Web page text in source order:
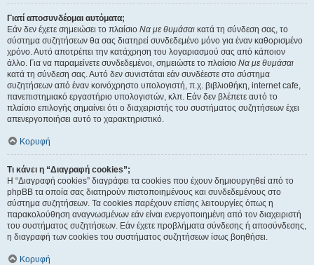
Γιατί αποσυνδέομαι αυτόματα;
Εάν δεν έχετε σημειώσει το πλαίσιο Να με θυμάσαι κατά τη σύνδεση σας, το
σύστημα συζητήσεων θα σας διατηρεί συνδεδεμένο μόνο για έναν καθορισμένο
χρόνο. Αυτό αποτρέπει την κατάχρηση του λογαριασμού σας από κάποιον
άλλο. Για να παραμείνετε συνδεδεμένοι, σημειώστε το πλαίσιο Να με θυμάσαι
κατά τη σύνδεση σας. Αυτό δεν συνιστάται εάν συνδέεστε στο σύστημα
συζητήσεων από έναν κοινόχρηστο υπολογιστή, π.χ. βιβλιοθήκη, internet cafe,
πανεπιστημιακό εργαστήριο υπολογιστών, κλπ. Εάν δεν βλέπετε αυτό το
πλαίσιο επιλογής σημαίνει ότι ο διαχειριστής του συστήματος συζητήσεων έχει
απενεργοποιήσει αυτό το χαρακτηριστικό.
Κορυφή
Τι κάνει η “Διαγραφή cookies”;
Η “Διαγραφή cookies” διαγράφει τα cookies που έχουν δημιουργηθεί από το
phpBB τα οποία σας διατηρούν πιστοποιημένους και συνδεδεμένους στο
σύστημα συζητήσεων. Τα cookies παρέχουν επίσης λειτουργίες όπως η
παρακολούθηση αναγνωσμένων εάν είναι ενεργοποιημένη από τον διαχειριστή
του συστήματος συζητήσεων. Εάν έχετε προβλήματα σύνδεσης ή αποσύνδεσης,
η διαγραφή των cookies του συστήματος συζητήσεων ίσως βοηθήσει.
Κορυφή